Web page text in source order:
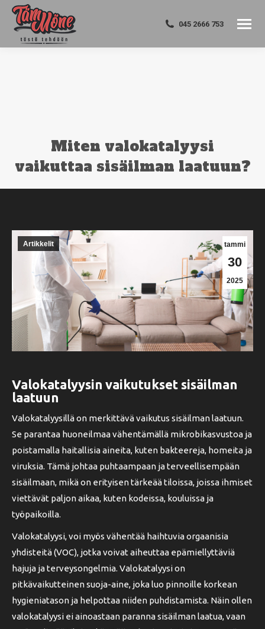
045 2666 753
Miten valokatalyysi
vaikuttaa sisäilman laatuun?
tammi
30
2025
Artikkelit
Valokatalyysin vaikutukset sisäilman
laatuun
Valokatalyysillä on merkittävä vaikutus sisäilman laatuun.
Se parantaa huoneilmaa vähentämällä mikrobikasvustoa ja
poistamalla haitallisia aineita, kuten bakteereja, homeita ja
viruksia. Tämä johtaa puhtaampaan ja terveellisempään
sisäilmaan, mikä on erityisen tärkeää tiloissa, joissa ihmiset
viettävät paljon aikaa, kuten kodeissa, kouluissa ja
työpaikoilla.
Valokatalyysi, voi myös vähentää haihtuvia orgaanisia
yhdisteitä (VOC), jotka voivat aiheuttaa epämiellyttäviä
hajuja ja terveysongelmia. Valokatalyysi on
pitkävaikutteinen suoja-aine, joka luo pinnoille korkean
hygieniatason ja helpottaa niiden puhdistamista. Näin ollen
valokatalyysi ei ainoastaan paranna sisäilman laatua, vaan